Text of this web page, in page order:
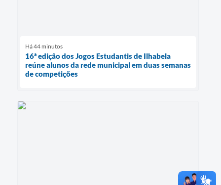
Há 44 minutos
16ª edição dos Jogos Estudantis de Ilhabela
reúne alunos da rede municipal em duas semanas
de competições